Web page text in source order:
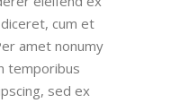
cum et
amet nonumy
temporibus
sed ex